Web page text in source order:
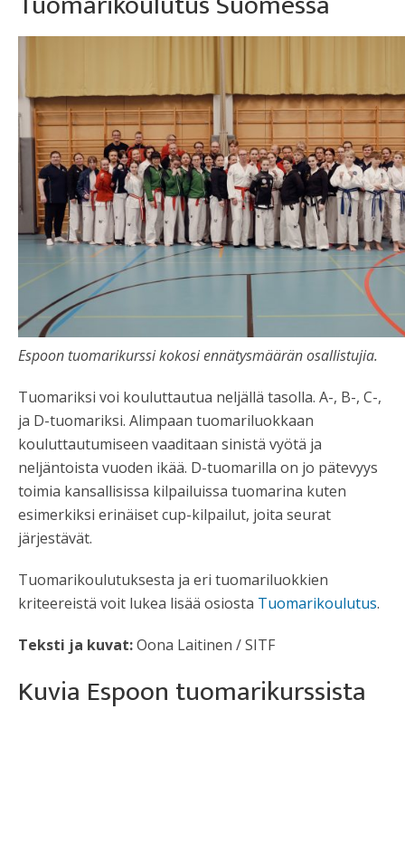
Espoon tuomarikurssi kokosi ennätysmäärän osallistujia.
Tuomariksi voi kouluttautua neljällä tasolla. A-, B-, C-,
ja D-tuomariksi. Alimpaan tuomariluokkaan
kouluttautumiseen vaaditaan sinistä vyötä ja
neljäntoista vuoden ikää. D-tuomarilla on jo pätevyys
toimia kansallisissa kilpailuissa tuomarina kuten
esimerkiksi erinäiset cup-kilpailut, joita seurat
järjestävät.
Tuomarikoulutuksesta ja eri tuomariluokkien
kriteereistä voit lukea lisää osiosta Tuomarikoulutus.
Teksti ja kuvat:Oona Laitinen / SITF
Kuvia Espoon tuomarikurssista